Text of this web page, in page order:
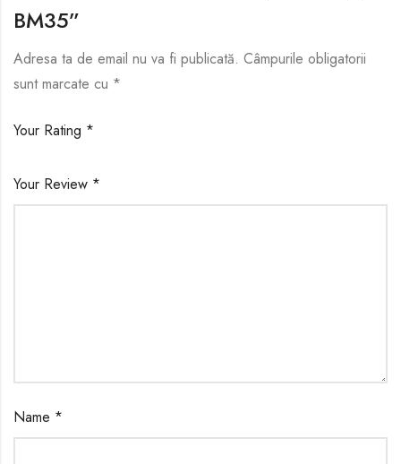
BM35”
Adresa ta de email nu va fi publicată. Câmpurile obligatorii
sunt marcate cu *
Your Rating *
Your Review *
Name *